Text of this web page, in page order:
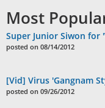
Most
Super Junior Siwon for
posted on 08/14/2012
[Vid] Virus 'Gangnam
posted on 09/26/2012